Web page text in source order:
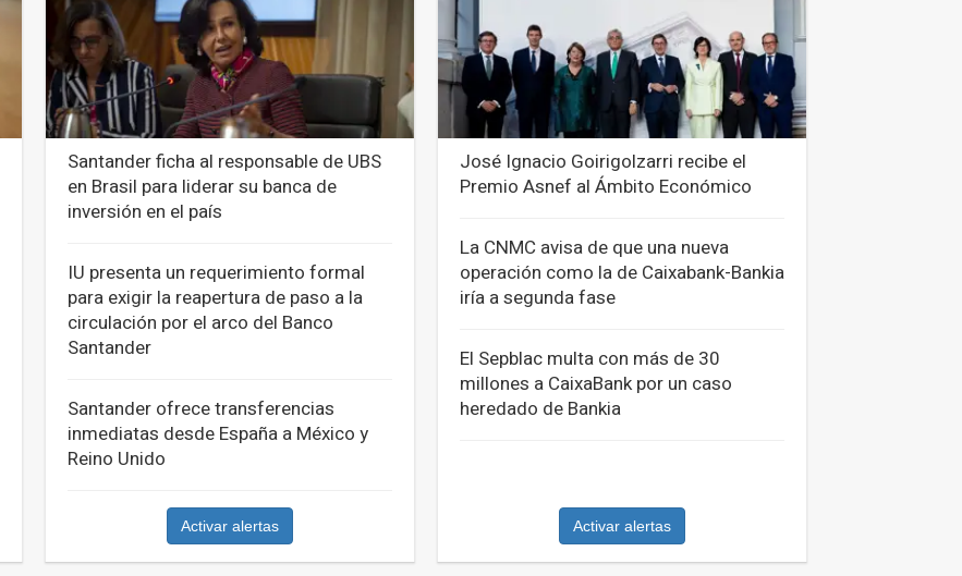
Santander ficha al responsable de UBS
en Brasil para liderar su banca de
inversión en el país
IU presenta un requerimiento formal
para exigir la reapertura de paso a la
circulación por el arco del Banco
Santander
Santander ofrece transferencias
inmediatas desde España a México y
Reino Unido
Activar alertas
José Ignacio Goirigolzarri recibe el
Premio Asnef al Ámbito Económico
La CNMC avisa de que una nueva
operación como la de Caixabank-Bankia
iría a segunda fase
El Sepblac multa con más de 30
millones a CaixaBank por un caso
heredado de Bankia
Activar alertas